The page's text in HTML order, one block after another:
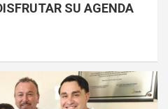
SU AGENDA